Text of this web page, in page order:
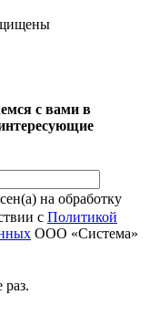
с вами в
на обработку
с Политикой
ООО «Система»